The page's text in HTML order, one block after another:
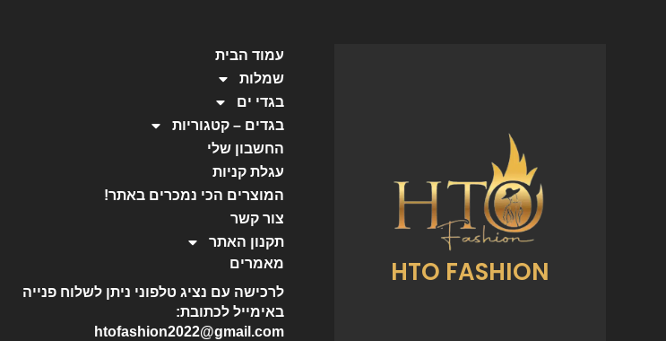
HTO FASHION
עמוד הבית
שמלות
בגדי ים
בגדים – קטגוריות
החשבון שלי
עגלת קניות
המוצרים הכי נמכרים באתר!
צור קשר
תקנון האתר
מאמרים
לרכישה עם נציג טלפוני ניתן לשלוח פנייה
באימייל לכתובת:
htofashion2022@gmail.com